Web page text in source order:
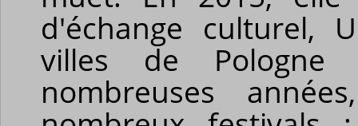
d'échange culturel,
villes de Pologne
nombreuses